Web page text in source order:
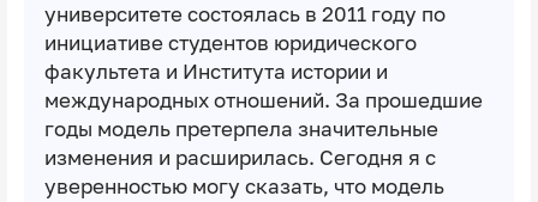
университете состоялась в 2011 году по
инициативе студентов юридического
факультета и Института истории и
международных отношений. За прошедшие
годы модель претерпела значительные
изменения и расширилась. Сегодня я с
уверенностью могу сказать, что модель